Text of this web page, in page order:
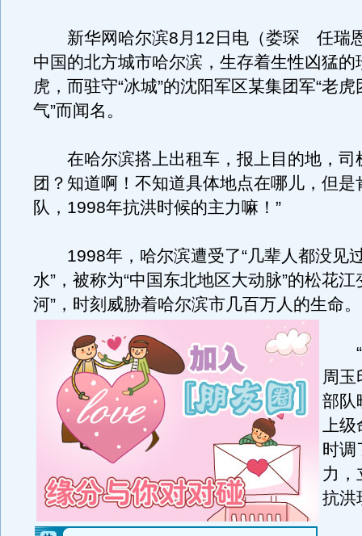
新华网哈尔滨8月12日电（娄琛 任瑞
中国的北方城市哈尔滨，生存着生性凶猛的
虎，而驻守“冰城”的沈阳军区某集团军“老虎
气”而闻名。
在哈尔滨搭上出租车，报上目的地，司
团？知道啊！不知道具体地点在哪儿，但是
队，1998年抗洪时候的主力嘛！”
1998年，哈尔滨遭受了“几辈人都没见
水”，被称为“中国东北地区大动脉”的松花江
河”，时刻威胁着哈尔滨市几百万人的生命。
“
周玉
部队
上级
时调
力，
抗洪